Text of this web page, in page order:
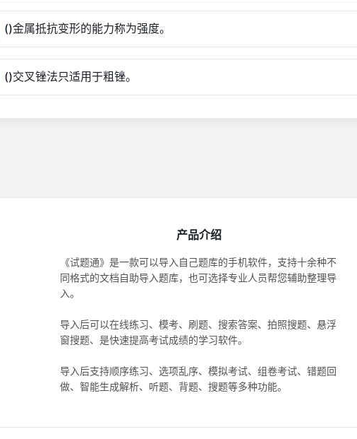
()金属抵抗变形的能力称为强度。
()交叉锉法只适用于粗锉。
产品介绍
《试题通》是一款可以导入自己题库的手机软件，支持十余种不
同格式的文档自助导入题库，也可选择专业人员帮您辅助整理导
入。
导入后可以在线练习、模考、刷题、搜索答案、拍照搜题、悬浮
窗搜题、是快速提高考试成绩的学习软件。
导入后支持顺序练习、选项乱序、模拟考试、组卷考试、错题回
做、智能生成解析、听题、背题、搜题等多种功能。